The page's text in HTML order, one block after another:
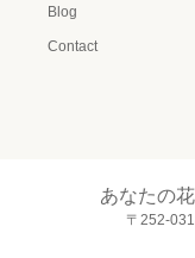
Blog
Contact
あなたの
〒252-